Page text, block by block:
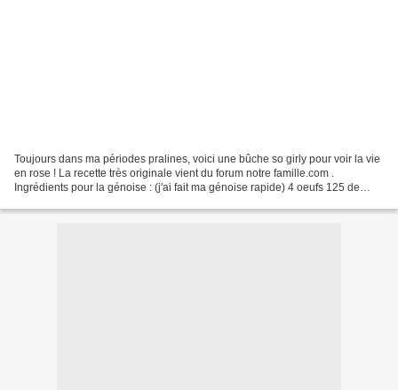
Toujours dans ma périodes pralines, voici une bûche so girly pour voir la vie
en rose ! La recette très originale vient du forum notre famille.com .
Ingrédients pour la génoise : (j'ai fait ma génoise rapide) 4 oeufs 125 de